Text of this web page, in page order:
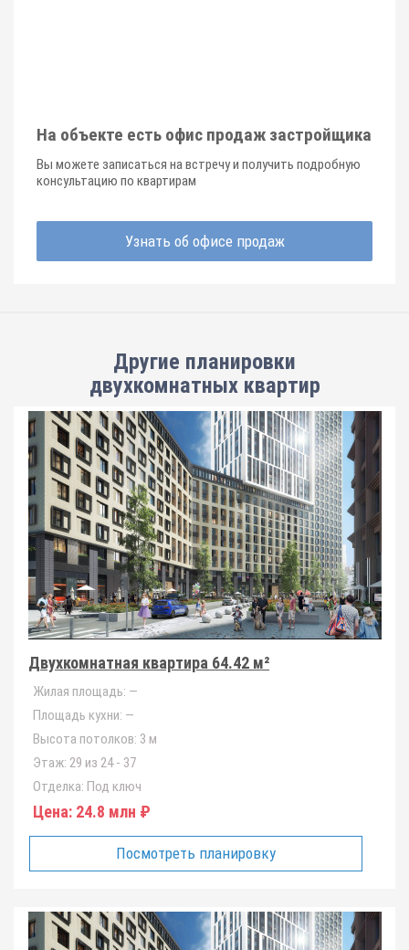
На объекте есть офис продаж застройщика
Вы можете записаться на встречу и получить подробную
консультацию по квартирам
Узнать об офисе продаж
Другие планировки
двухкомнатных квартир
Двухкомнатная квартира 64.42 м²
Жилая площадь: —
Площадь кухни: —
Высота потолков: 3 м
Этаж: 29 из 24 - 37
Отделка: Под ключ
Цена: 24.8 млн ₽
Посмотреть планировку